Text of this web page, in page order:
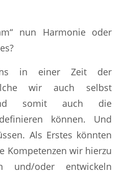
nun Harmonie oder
in einer Zeit der
wir auch selbst
somit auch die
können. Und
Als Erstes könnten
Kompetenzen wir hierzu
und/oder entwickeln